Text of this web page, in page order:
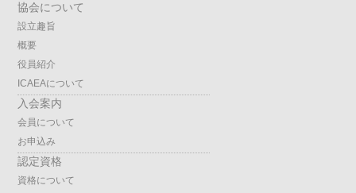
協会について
設立趣旨
概要
役員紹介
ICAEAについて
入会案内
会員について
お申込み
認定資格
資格について